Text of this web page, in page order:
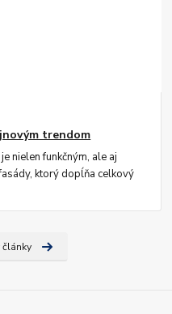
trendom
nielen funkčným, ale aj
ktorý dopĺňa celkový